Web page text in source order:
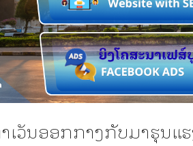
ເວັນອອກກາງກັບມາຮຸນແ